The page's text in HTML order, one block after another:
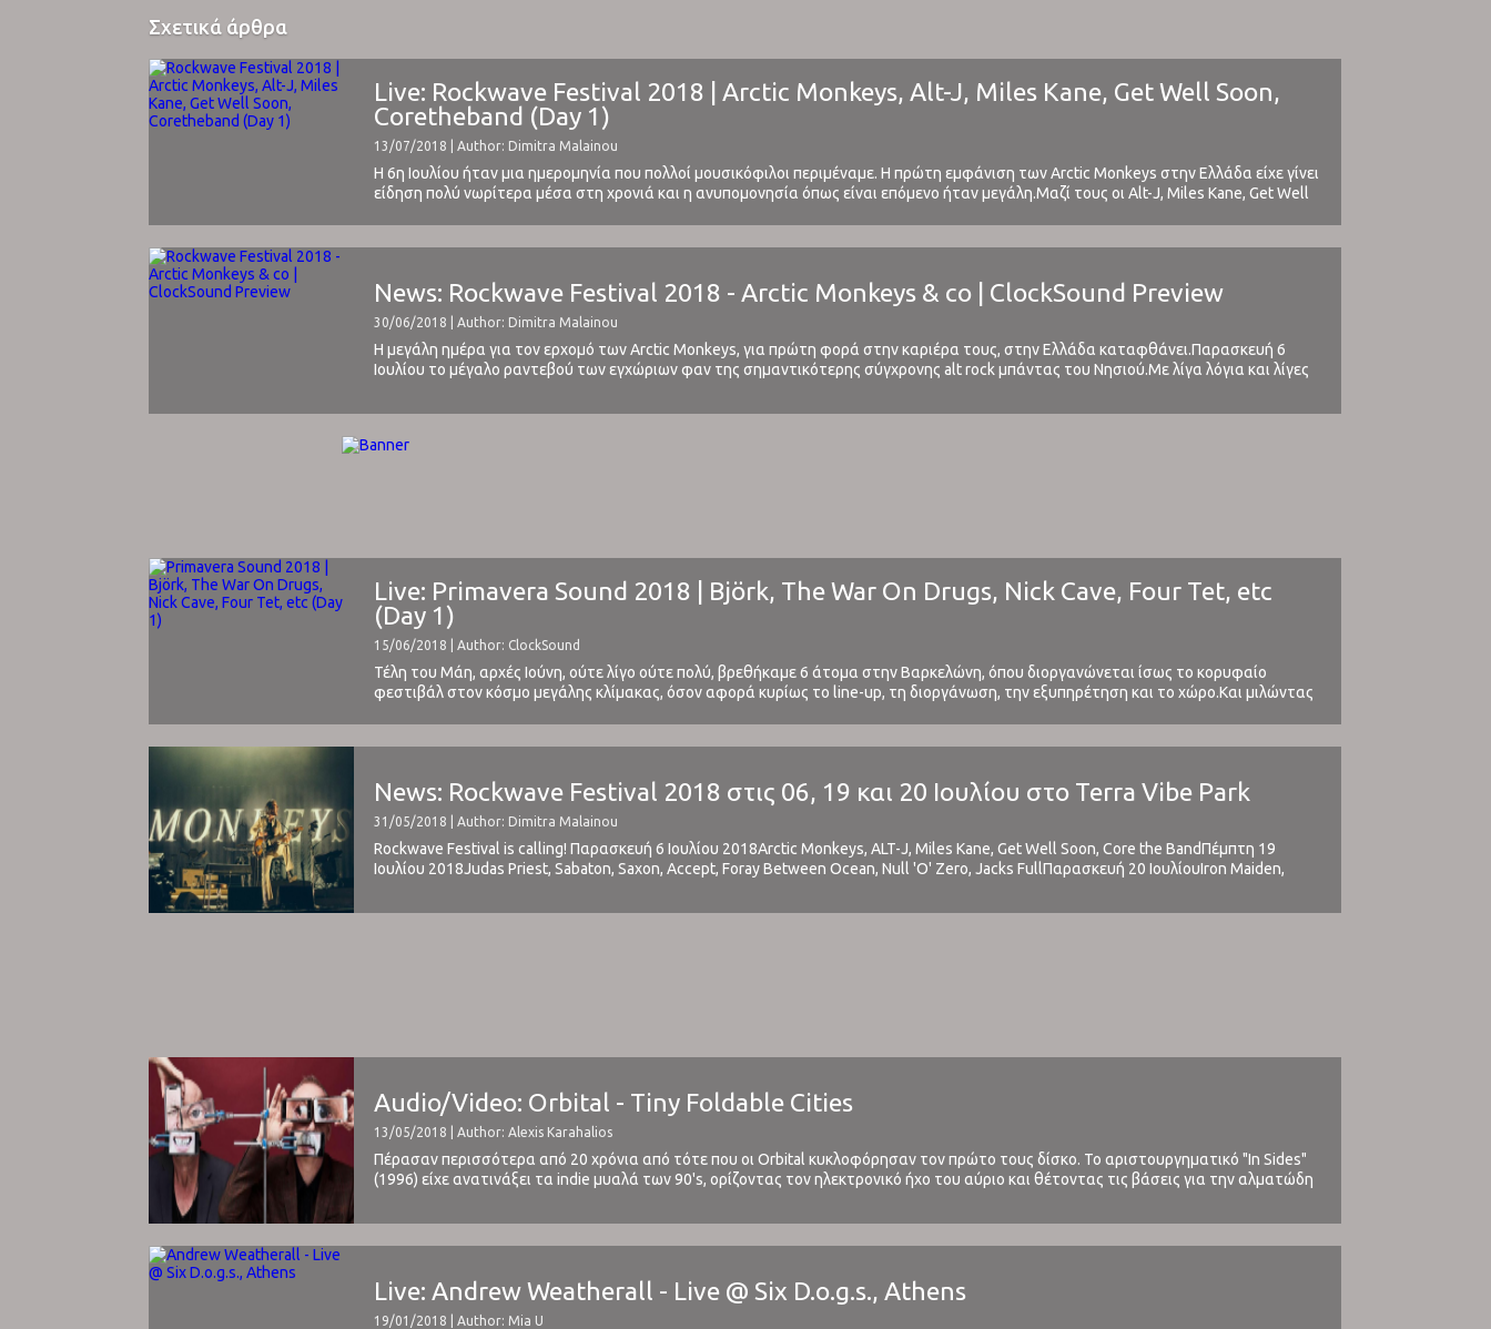
Σχετικά άρθρα
Live: Rockwave Festival 2018 | Arctic Monkeys, Alt-J, Miles Kane, Get Well Soon,
Coretheband (Day 1)
13/07/2018 | Author: Dimitra Malainou
Η 6η Ιουλίου ήταν μια ημερομηνία που πολλοί μουσικόφιλοι περιμέναμε. Η πρώτη εμφάνιση των Arctic Monkeys στην Ελλάδα είχε γίνει
είδηση πολύ νωρίτερα μέσα στη χρονιά και η ανυπομονησία όπως είναι επόμενο ήταν μεγάλη.Μαζί τους οι Alt-J, Miles Kane, Get Well
News: Rockwave Festival 2018 - Arctic Monkeys & co | ClockSound Preview
30/06/2018 | Author: Dimitra Malainou
Η μεγάλη ημέρα για τον ερχομό των Arctic Monkeys, για πρώτη φορά στην καριέρα τους, στην Ελλάδα καταφθάνει.Παρασκευή 6
Ιουλίου το μέγαλο ραντεβού των εγχώριων φαν της σημαντικότερης σύγχρονης alt rock μπάντας του Νησιού.Με λίγα λόγια και λίγες
Live: Primavera Sound 2018 | Björk, The War On Drugs, Nick Cave, Four Tet, etc
(Day 1)
15/06/2018 | Author: ClockSound
Τέλη του Μάη, αρχές Ιούνη, ούτε λίγο ούτε πολύ, βρεθήκαμε 6 άτομα στην Βαρκελώνη, όπου διοργανώνεται ίσως το κορυφαίο
φεστιβάλ στον κόσμο μεγάλης κλίμακας, όσον αφορά κυρίως το line-up, τη διοργάνωση, την εξυπηρέτηση και το χώρο.Και μιλώντας
News: Rockwave Festival 2018 στις 06, 19 και 20 Ιουλίου στο Terra Vibe Park
31/05/2018 | Author: Dimitra Malainou
Rockwave Festival is calling! Παρασκευή 6 Ιουλίου 2018Arctic Monkeys, ALT-J, Miles Kane, Get Well Soon, Core the BandΠέμπτη 19
Ιουλίου 2018Judas Priest, Sabaton, Saxon, Accept, Foray Between Ocean, Null 'O' Zero, Jacks FullΠαρασκευή 20 ΙουλίουIron Maiden,
Audio/Video: Orbital - Tiny Foldable Cities
13/05/2018 | Author: Alexis Karahalios
Πέρασαν περισσότερα από 20 χρόνια από τότε που οι Orbital κυκλοφόρησαν τον πρώτο τους δίσκο. Το αριστουργηματικό "In Sides"
(1996) είχε ανατινάξει τα indie μυαλά των 90's, ορίζοντας τον ηλεκτρονικό ήχο του αύριο και θέτοντας τις βάσεις για την αλματώδη
Live: Andrew Weatherall - Live @ Six D.o.g.s., Athens
19/01/2018 | Author: Mia U